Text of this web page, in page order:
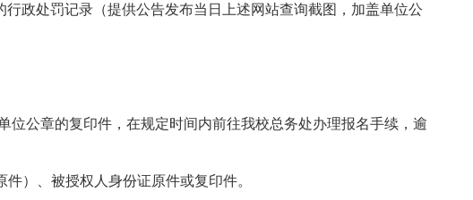
政处罚记录（提供公告发布当日上述网站查询截图，加盖单位公
公章的复印件，在规定时间内前往我校总务处办理报名手续，逾
）、被授权人身份证原件或复印件。